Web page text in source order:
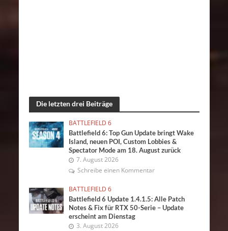
Die letzten drei Beiträge
BATTLEFIELD 6
Battlefield 6: Top Gun Update bringt Wake
Island, neuen POI, Custom Lobbies &
Spectator Mode am 18. August zurück
7. August 2026
Schreibe einen Kommentar
BATTLEFIELD 6
Battlefield 6 Update 1.4.1.5: Alle Patch
Notes & Fix für RTX 50-Serie – Update
erscheint am Dienstag
3. August 2026